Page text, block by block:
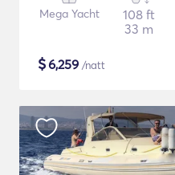
Mega Yacht
108 ft
33 m
$6,259 /natt